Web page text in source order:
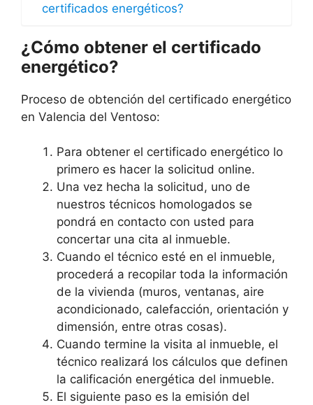
certificados energéticos?
¿Cómo obtener el certificado
energético?
Proceso de obtención del certificado energético
en Valencia del Ventoso:
Para obtener el certificado energético lo
primero es hacer la solicitud online.
Una vez hecha la solicitud, uno de
nuestros técnicos homologados se
pondrá en contacto con usted para
concertar una cita al inmueble.
Cuando el técnico esté en el inmueble,
procederá a recopilar toda la información
de la vivienda (muros, ventanas, aire
acondicionado, calefacción, orientación y
dimensión, entre otras cosas).
Cuando termine la visita al inmueble, el
técnico realizará los cálculos que definen
la calificación energética del inmueble.
El siguiente paso es la emisión del